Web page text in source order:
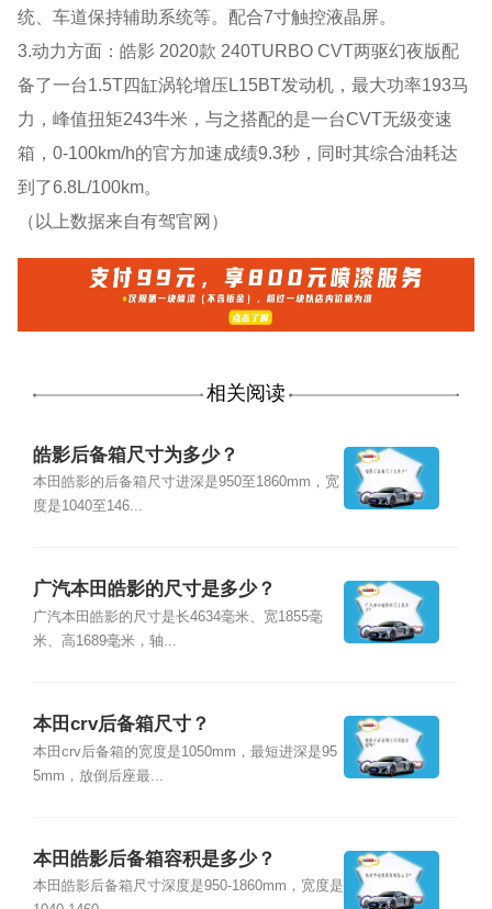
统、车道保持辅助系统等。配合7寸触控液晶屏。
3.动力方面：皓影 2020款 240TURBO CVT两驱幻夜版配
备了一台1.5T四缸涡轮增压L15BT发动机，最大功率193马
力，峰值扭矩243牛米，与之搭配的是一台CVT无级变速
箱，0-100km/h的官方加速成绩9.3秒，同时其综合油耗达
到了6.8L/100km。
（以上数据来自有驾官网）
相关阅读
皓影后备箱尺寸为多少？
本田皓影的后备箱尺寸进深是950至1860mm，宽
度是1040至146...
广汽本田皓影的尺寸是多少？
广汽本田皓影的尺寸是长4634毫米、宽1855毫
米、高1689毫米，轴...
本田crv后备箱尺寸？
本田crv后备箱的宽度是1050mm，最短进深是95
5mm，放倒后座最...
本田皓影后备箱容积是多少？
本田皓影后备箱尺寸深度是950-1860mm，宽度是